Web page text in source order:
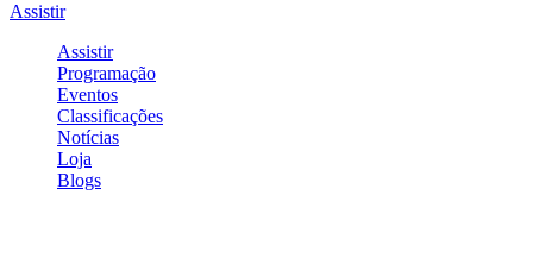
Assistir
Assistir
Programação
Eventos
Classificações
Notícias
Loja
Blogs